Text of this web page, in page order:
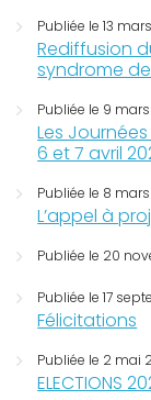
Publiée le 13
Rediffusion
syndrome
Publiée le 9
Les
6 et 7 avril
Publiée le 8
L’appel à
Publiée le 20
Publiée le 17
Félicitations
Publiée le 2 mai
ELECTIONS